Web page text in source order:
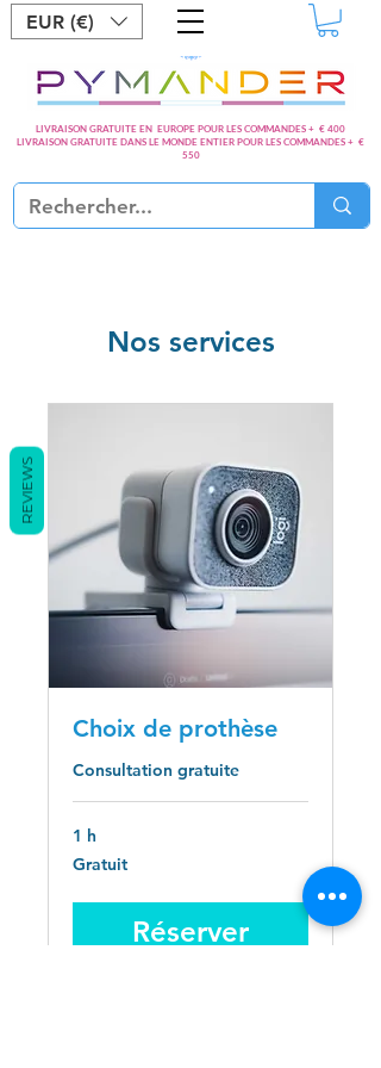
LIVRAISON GRATUITE EN EUROPE POUR LES COMMANDES + € 400
LIVRAISON GRATUITE DANS LE MONDE ENTIER POUR LES COMMANDES + €
550
EUR (€)
Nos services
Choix de prothèse
Consultation gratuite
1 h
Gratuit
Gratuit
Réserver
REVIEWS